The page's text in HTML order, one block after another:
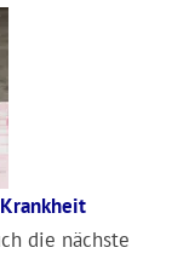
Krankheit
die nächste